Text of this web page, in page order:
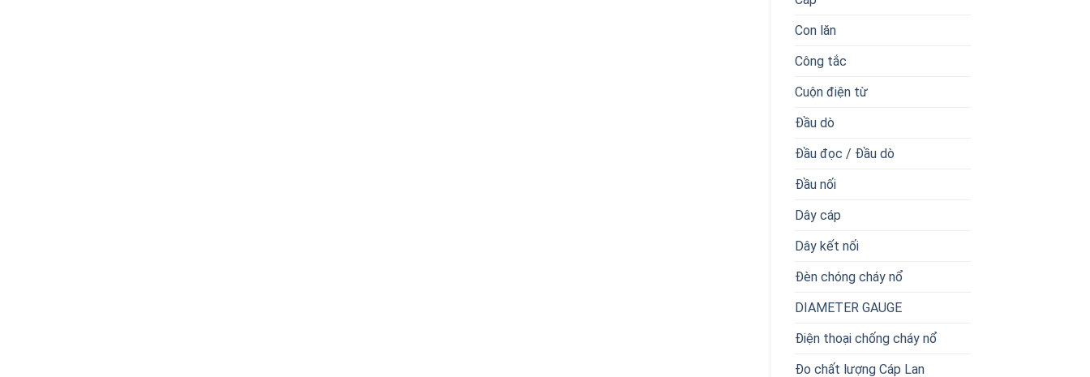
Con lăn
Công tắc
Cuộn điện từ
Đầu dò
Đầu đọc / Đầu dò
Đầu nối
Dây cáp
Dây kết nối
Đèn chóng cháy nổ
DIAMETER GAUGE
Điện thoại chống cháy nổ
Đo chất lượng Cáp Lan